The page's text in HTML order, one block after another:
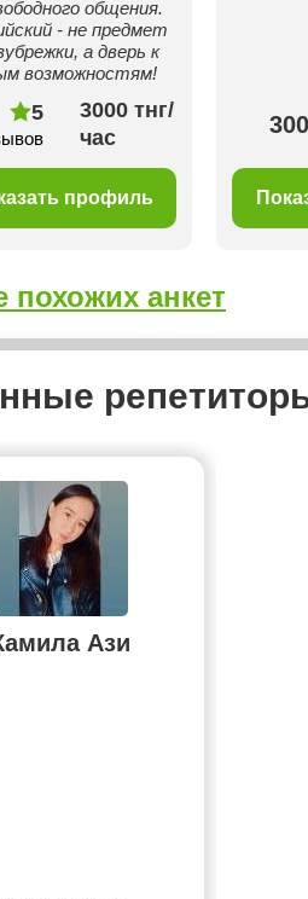
общения.
- не предмет
а дверь к
возможностям!
5
3000 тнг/
час
профиль
похожих анкет
Ази